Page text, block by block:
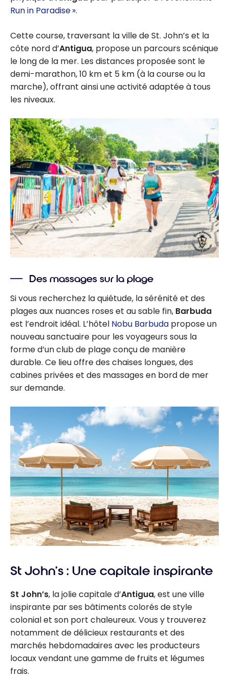
Run in Paradise ».
Cette course, traversant la ville de St. John’s et la
côte nord d’Antigua, propose un parcours scénique
le long de la mer. Les distances proposée sont le
demi-marathon, 10 km et 5 km (à la course ou la
marche), offrant ainsi une activité adaptée à tous
les niveaux.
Des massages sur la plage
Si vous recherchez la quiétude, la sérénité et des
plages aux nuances roses et au sable fin, Barbuda
est l’endroit idéal. L’hôtel Nobu Barbuda propose un
nouveau sanctuaire pour les voyageurs sous la
forme d’un club de plage conçu de manière
durable. Ce lieu offre des chaises longues, des
cabines privées et des massages en bord de mer
sur demande.
St John’s : Une capitale inspirante
St John’s, la jolie capitale d’Antigua, est une ville
inspirante par ses bâtiments colorés de style
colonial et son port chaleureux. Vous y trouverez
notamment de délicieux restaurants et des
marchés hebdomadaires avec les producteurs
locaux vendant une gamme de fruits et légumes
frais.